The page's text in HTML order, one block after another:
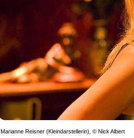
Marianne Reisner (Kleindarstellerin), © Nick Albert